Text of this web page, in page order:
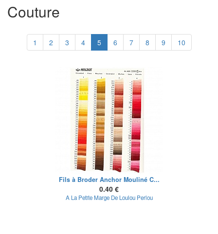
Couture
1 2 3 4 5 6 7 8 9 10
Fils à Broder Anchor Mouliné C...
0.40 €
A La Petite Marge De Loulou Perlou